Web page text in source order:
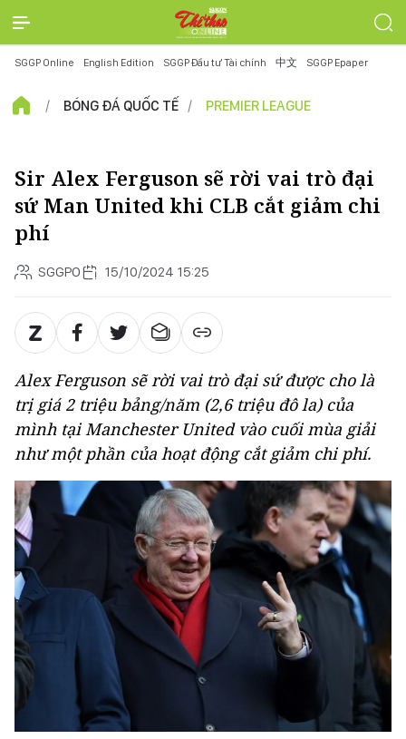
SGGP Online English Edition SGGP Đầu tư Tài chính 中文 SGGP Epaper
BÓNG ĐÁ QUỐC TẾ PREMIER LEAGUE
Sir Alex Ferguson sẽ rời vai trò đại
sứ Man United khi CLB cắt giảm chi
phí
SGGPO 15/10/2024 15:25
Alex Ferguson sẽ rời vai trò đại sứ được cho là
trị giá 2 triệu bảng/năm (2,6 triệu đô la) của
mình tại Manchester United vào cuối mùa giải
như một phần của hoạt động cắt giảm chi phí.